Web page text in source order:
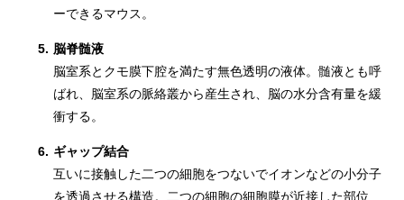
ーできるマウス。
5. 脳脊髄液
脳室系とクモ膜下腔を満たす無色透明の液体。髄液とも呼
ばれ、脳室系の脈絡叢から産生され、脳の水分含有量を緩
衝する。
6. ギャップ結合
互いに接触した二つの細胞をつないでイオンなどの小分子
を透過させる構造。二つの細胞の細胞膜が近接した部位